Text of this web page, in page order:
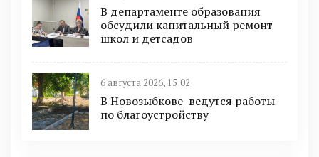
В департаменте образования
обсудили капитальный ремонт
школ и детсадов
6 августа 2026, 15:02
В Новозыбкове ведутся работы
по благоустройству